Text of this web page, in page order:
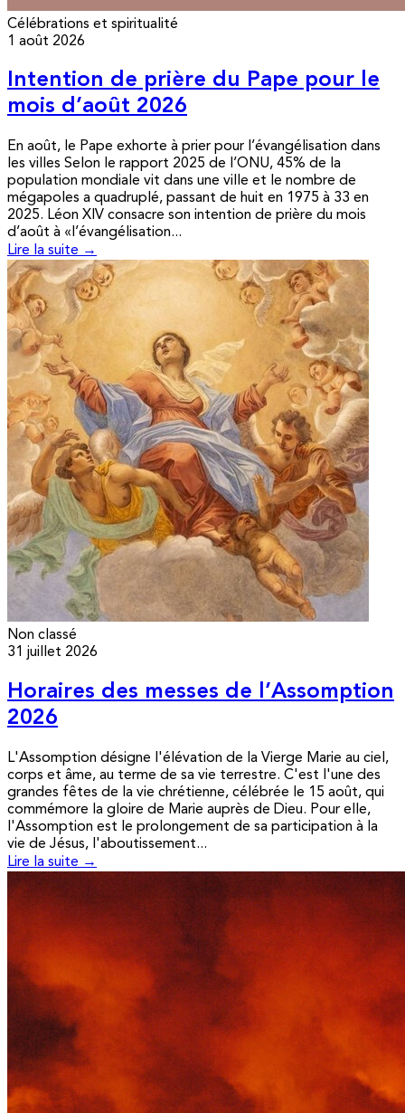
Célébrations et spiritualité
1 août 2026
Intention de prière du Pape pour le
mois d’août 2026
En août, le Pape exhorte à prier pour l’évangélisation dans
les villes Selon le rapport 2025 de l’ONU, 45% de la
population mondiale vit dans une ville et le nombre de
mégapoles a quadruplé, passant de huit en 1975 à 33 en
2025. Léon XIV consacre son intention de prière du mois
d’août à «l’évangélisation...
Lire la suite →
Non classé
31 juillet 2026
Horaires des messes de l’Assomption
2026
L'Assomption désigne l'élévation de la Vierge Marie au ciel,
corps et âme, au terme de sa vie terrestre. C'est l'une des
grandes fêtes de la vie chrétienne, célébrée le 15 août, qui
commémore la gloire de Marie auprès de Dieu. Pour elle,
l'Assomption est le prolongement de sa participation à la
vie de Jésus, l'aboutissement...
Lire la suite →